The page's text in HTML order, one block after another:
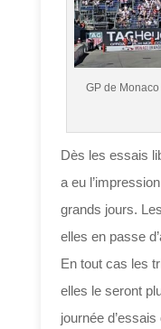
GP de
Dès les essais
a eu
grands jours.
elles en passe
En tout cas les
elles le seront
journée